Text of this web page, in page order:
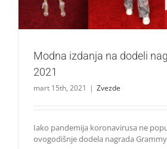
Modna izdanja na dodeli
2021
mart 15th, 2021 | Zvezde
Iako pandemija koronavirusa ne
ovogodišnje dodela nagrada